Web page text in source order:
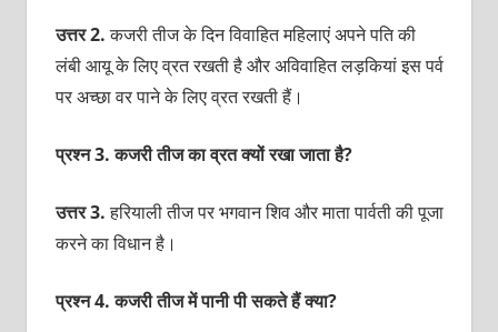
उत्तर 2.कजरी तीज के दिन विवाहित महिलाएं अपने पति की
लंबी आयू के लिए व्रत रखती है और अविवाहित लड़कियां इस पर्व
पर अच्छा वर पाने के लिए व्रत रखती हैं।
प्रश्न 3. कजरी तीज का व्रत क्यों रखा जाता है?
उत्तर 3.हरियाली तीज पर भगवान शिव और माता पार्वती की पूजा
करने का विधान है।
प्रश्न 4. कजरी तीज में पानी पी सकते हैं क्या?